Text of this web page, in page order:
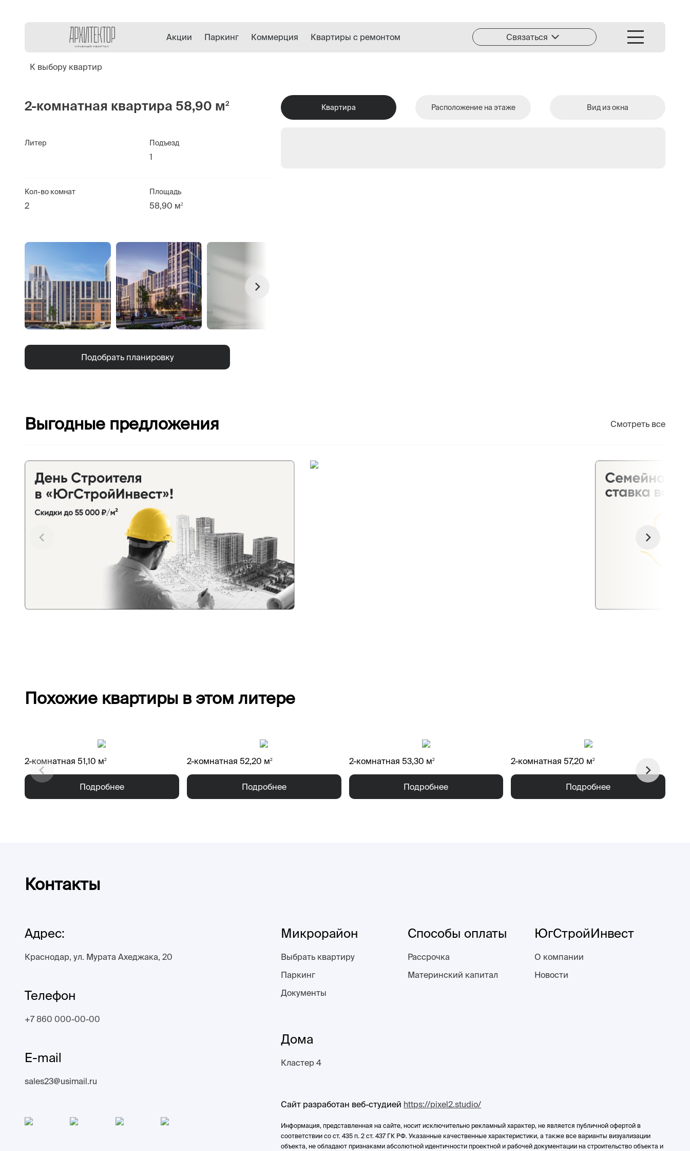
Акции Паркинг Коммерция Квартиры с ремонтом Связаться
К выбору квартир
2-комнатная квартира 58,90 м2
Литер Подъезд
1
Кол-во комнат
2
Площадь
58,90 м2
Подобрать планировку
Квартира Расположение на этаже Вид из окна
Выгодные предложения Смотреть все
Похожие квартиры в этом литере
2-комнатная 51,10 м2
Подробнее
2-комнатная 52,20 м2
Подробнее
2-комнатная 53,30 м2
Подробнее
2-комнатная 57,20 м2
Подробнее
Контакты
Адрес:
Краснодар, ул. Мурата Ахеджака, 20
Телефон
+7 860 000-00-00
E-mail
sales23@usimail.ru
Микрорайон
Выбрать квартиру
Паркинг
Документы
Способы оплаты
Рассрочка
Материнский капитал
ЮгСтройИнвест
О компании
Новости
Дома
Кластер 4
Сайт разработан веб-студией https://pixel2.studio/
Информация, представленная на сайте, носит исключительно рекламный характер, не является публичной офертой в
соответствии со ст. 435 п. 2 ст. 437 ГК РФ. Указанные качественные характеристики, а также все варианты визуализации
объекта, не обладают признаками абсолютной идентичности проектной и рабочей документации на строительство объекта и